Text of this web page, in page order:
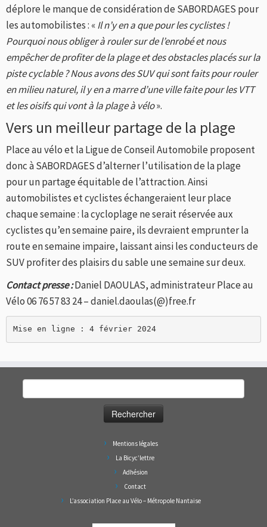
déplore le manque de considération de SABORDAGES pour
les automobilistes : «Il n’y en a que pour les cyclistes !
Pourquoi nous obliger à rouler sur de l’enrobé et nous
empêcher de profiter de la plage et des obstacles placés sur la
piste cyclable ? Nous avons des SUV qui sont faits pour rouler
en milieu naturel, il y en a marre d’une ville faite pour les VTT
et les oisifs qui vont à la plage à vélo».
Vers un meilleur partage de la plage
Place au vélo et la Ligue de Conseil Automobile proposent
donc à SABORDAGES d’alterner l’utilisation de la plage
pour un partage équitable de l’attraction. Ainsi
automobilistes et cyclistes échangeraient leur place
chaque semaine : la cycloplage ne serait réservée aux
cyclistes qu’en semaine paire, ils devraient emprunter la
route en semaine impaire, laissant ainsi les conducteurs de
SUV profiter des plaisirs du sable une semaine sur deux.
Contact presse :Daniel DAOULAS, administrateur Place au
Vélo 06 76 57 83 24 – daniel.daoulas(@)free.fr
Mise en ligne : 4 février 2024
Mentions légales
La Bicyc’lettre
Adhésion
Contact
L’association Place au Vélo – Métropole Nantaise